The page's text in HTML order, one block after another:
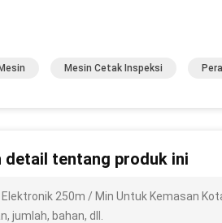
Mesin Cetak Inspeksi
detail tentang produk ini
250m / Min Untuk Kemasan
jumlah, bahan, dll.